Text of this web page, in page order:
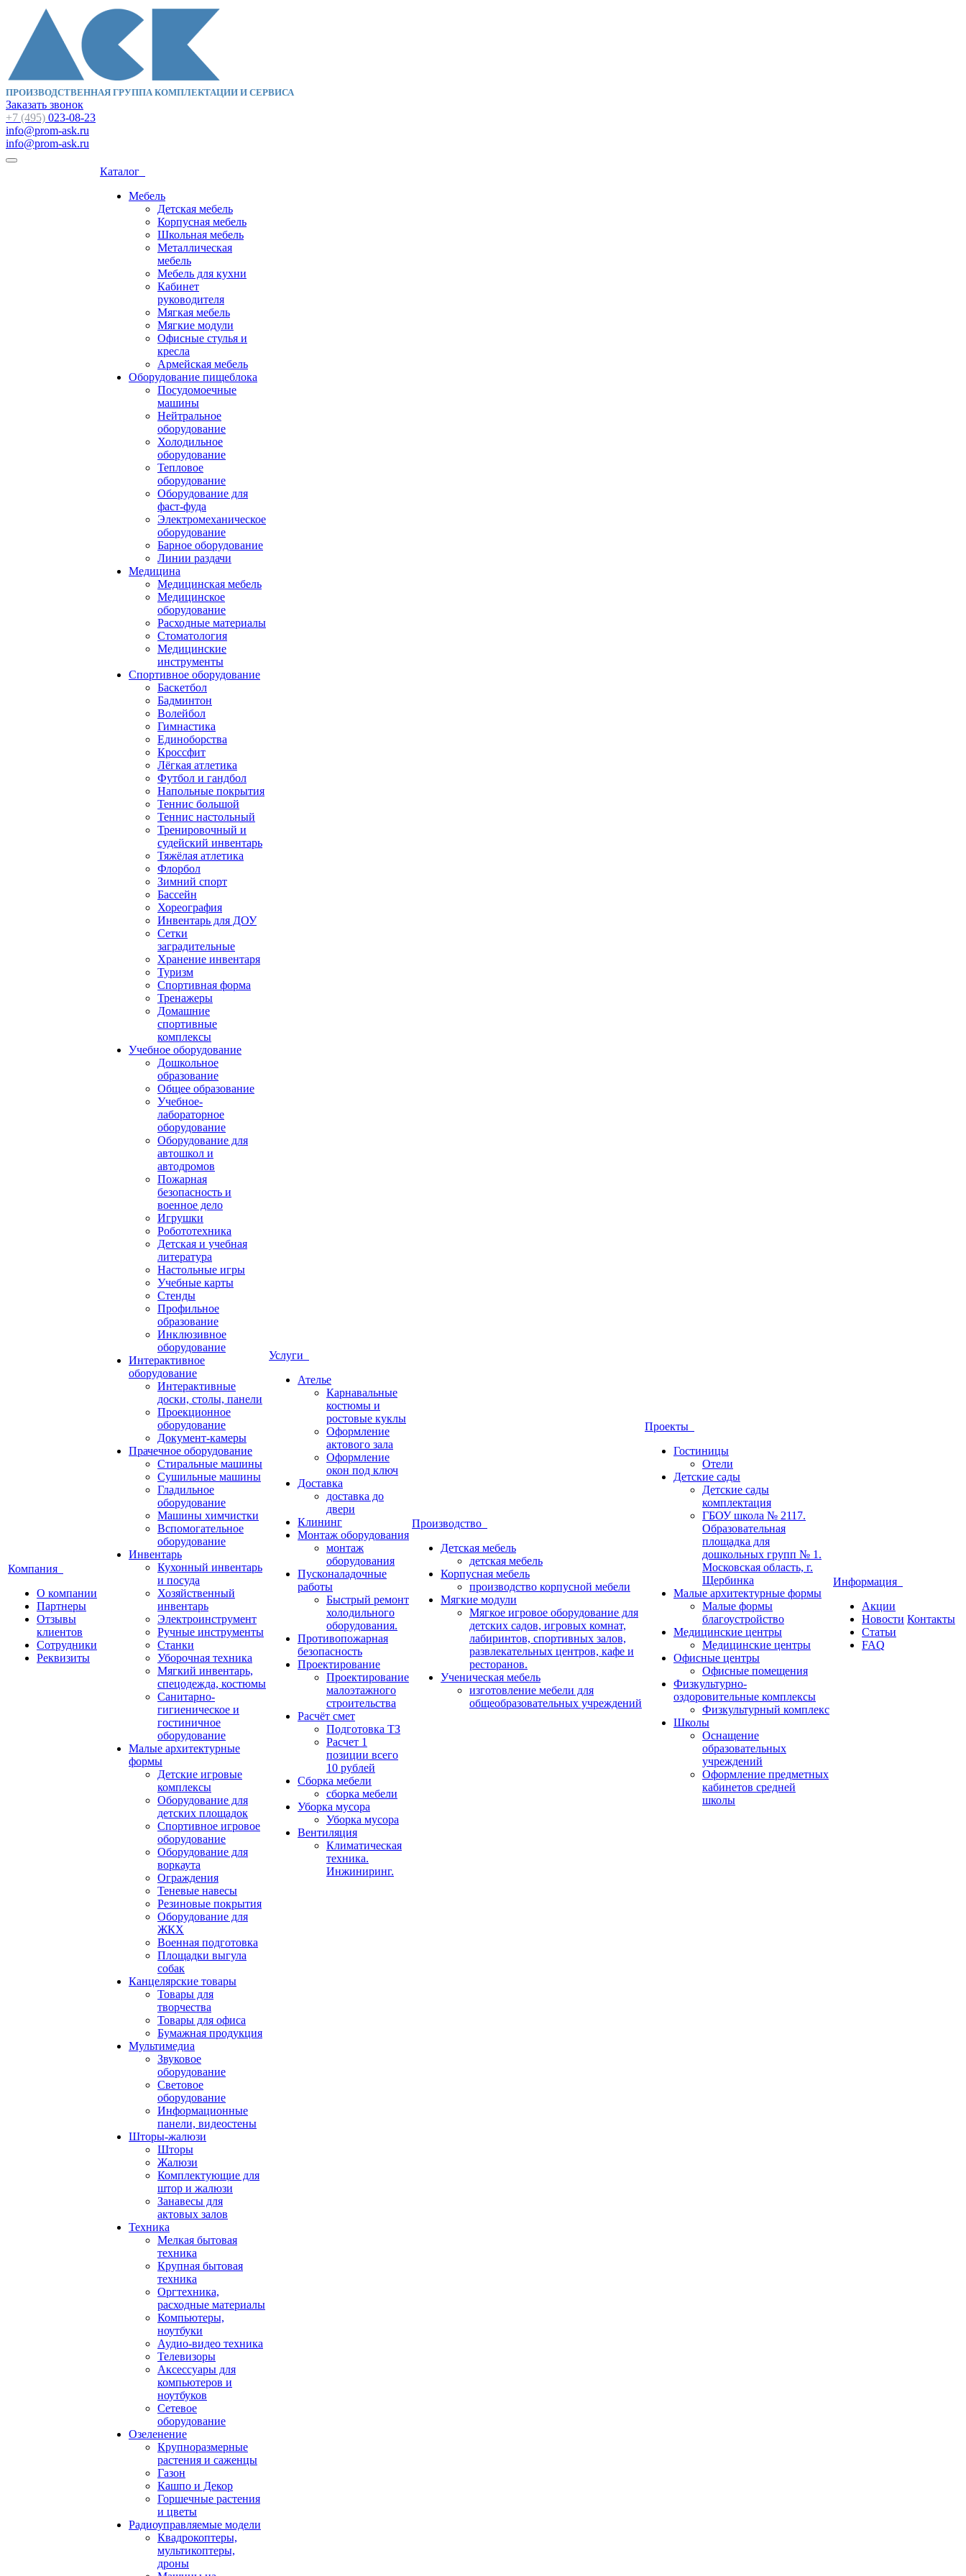
ПРОИЗВОДСТВЕННАЯ ГРУППА КОМПЛЕКТАЦИИ И СЕРВИСА
Заказать звонок
+7 (495) 023-08-23
info@prom-ask.ru
info@prom-ask.ru
Компания
О компании
Партнеры
Отзывы
клиентов
Сотрудники
Реквизиты
Каталог
Мебель
Детская мебель
Корпусная мебель
Школьная мебель
Металлическая
мебель
Мебель для кухни
Кабинет
руководителя
Мягкая мебель
Мягкие модули
Офисные стулья и
кресла
Армейская мебель
Оборудование пищеблока
Посудомоечные
машины
Нейтральное
оборудование
Холодильное
оборудование
Тепловое
оборудование
Оборудование для
фаст-фуда
Электромеханическое
оборудование
Барное оборудование
Линии раздачи
Медицина
Медицинская мебель
Медицинское
оборудование
Расходные материалы
Стоматология
Медицинские
инструменты
Спортивное оборудование
Баскетбол
Бадминтон
Волейбол
Гимнастика
Единоборства
Кроссфит
Лёгкая атлетика
Футбол и гандбол
Напольные покрытия
Теннис большой
Теннис настольный
Тренировочный и
судейский инвентарь
Тяжёлая атлетика
Флорбол
Зимний спорт
Бассейн
Хореография
Инвентарь для ДОУ
Сетки
заградительные
Хранение инвентаря
Туризм
Спортивная форма
Тренажеры
Домашние
спортивные
комплексы
Учебное оборудование
Дошкольное
образование
Общее образование
Учебное-
лабораторное
оборудование
Оборудование для
автошкол и
автодромов
Пожарная
безопасность и
военное дело
Игрушки
Робототехника
Детская и учебная
литература
Настольные игры
Учебные карты
Стенды
Профильное
образование
Инклюзивное
оборудование
Интерактивное
оборудование
Интерактивные
доски, столы, панели
Проекционное
оборудование
Документ-камеры
Прачечное оборудование
Стиральные машины
Сушильные машины
Гладильное
оборудование
Машины химчистки
Вспомогательное
оборудование
Инвентарь
Кухонный инвентарь
и посуда
Хозяйственный
инвентарь
Электроинструмент
Ручные инструменты
Станки
Уборочная техника
Мягкий инвентарь,
спецодежда, костюмы
Санитарно-
гигиеническое и
гостиничное
оборудование
Малые архитектурные
формы
Детские игровые
комплексы
Оборудование для
детских площадок
Спортивное игровое
оборудование
Оборудование для
воркаута
Ограждения
Теневые навесы
Резиновые покрытия
Оборудование для
ЖКХ
Военная подготовка
Площадки выгула
собак
Канцелярские товары
Товары для
творчества
Товары для офиса
Бумажная продукция
Мультимедиа
Звуковое
оборудование
Световое
оборудование
Информационные
панели, видеостены
Шторы-жалюзи
Шторы
Жалюзи
Комплектующие для
штор и жалюзи
Занавесы для
актовых залов
Техника
Мелкая бытовая
техника
Крупная бытовая
техника
Оргтехника,
расходные материалы
Компьютеры,
ноутбуки
Аудио-видео техника
Телевизоры
Аксессуары для
компьютеров и
ноутбуков
Сетевое
оборудование
Озеленение
Крупноразмерные
растения и саженцы
Газон
Кашпо и Декор
Горшечные растения
и цветы
Радиоуправляемые модели
Квадрокоптеры,
мультикоптеры,
дроны
Услуги
Ателье
Карнавальные
костюмы и
ростовые куклы
Оформление
актового зала
Оформление
окон под ключ
Доставка
доставка до
двери
Клининг
Монтаж оборудования
монтаж
оборудования
Пусконаладочные
работы
Быстрый ремонт
холодильного
оборудования.
Противопожарная
безопасность
Проектирование
Проектирование
малоэтажного
строительства
Расчёт смет
Подготовка ТЗ
Расчет 1
позиции всего
10 рублей
Сборка мебели
сборка мебели
Уборка мусора
Уборка мусора
Вентиляция
Климатическая
техника.
Инжиниринг.
Производство
Детская мебель
детская мебель
Корпусная мебель
производство корпусной мебели
Мягкие модули
Мягкое игровое оборудование для
детских садов, игровых комнат,
лабиринтов, спортивных залов,
развлекательных центров, кафе и
ресторанов.
Ученическая мебель
изготовление мебели для
общеобразовательных учреждений
Проекты
Гостиницы
Отели
Детские сады
Детские сады
комплектация
ГБОУ школа № 2117.
Образовательная
площадка для
дошкольных групп № 1.
Московская область, г.
Щербинка
Малые архитектурные формы
Малые формы
благоустройство
Медицинские центры
Медицинские центры
Офисные центры
Офисные помещения
Физкультурно-
оздоровительные комплексы
Физкультурный комплекс
Школы
Оснащение
образовательных
учреждений
Оформление предметных
кабинетов средней
школы
Информация
Акции
Новости
Статьи
FAQ
Контакты